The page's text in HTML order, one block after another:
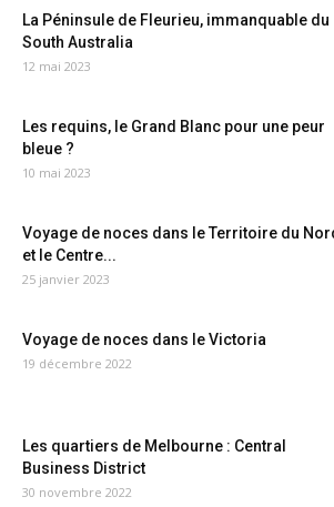
La Péninsule de Fleurieu, immanquable du
South Australia
12 mai 2023
Les requins, le Grand Blanc pour une peur
bleue ?
10 mai 2023
Voyage de noces dans le Territoire du
et le Centre...
25 janvier 2023
Voyage de noces dans le Victoria
19 décembre 2022
Les quartiers de Melbourne : Central
Business District
30 novembre 2022